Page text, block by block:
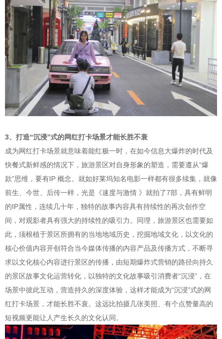
3、打造“沉浸”式的网红打卡场景才能长胜不衰
成为网红打卡场景就意味着能红极一时，在如今信息大爆炸的时代及
快餐式新鲜感的情况下，旅游景区对自身形象的塑造，需要遵从“爆
款”思维，要有IP 概念。就如好莱坞知名电影一样都有很多续集，就像
前生、今世、后传一样，光是《速度与激情 》就拍了7部，具有鲜明
的IP属性，连续几十年，独特的故事内容具有持续性的再次创作空
间，对观影者具有强大的持续性的吸引力。同理，旅游景区也需要如
此，须根植于景区所拥有的当地地域历史，挖掘地域文化，以文化的
核心价值内容开创符合当今媒体传播的内容产品及传播方式，不断寻
求以文化核心内容进行景区的传播，由短期爆炸式营销的路径向持久
的景区故事文化运营转化，以独特的文化故事吸引消费者“沉浸”，在
场景中彼此互动，营造持久的深度体验，这样才能成为“沉浸”式的网
红打卡场景，才能长胜不衰。这远比拍摄几张美照、有个点赞量高的
短视频更能让人产生长久的文化认同。